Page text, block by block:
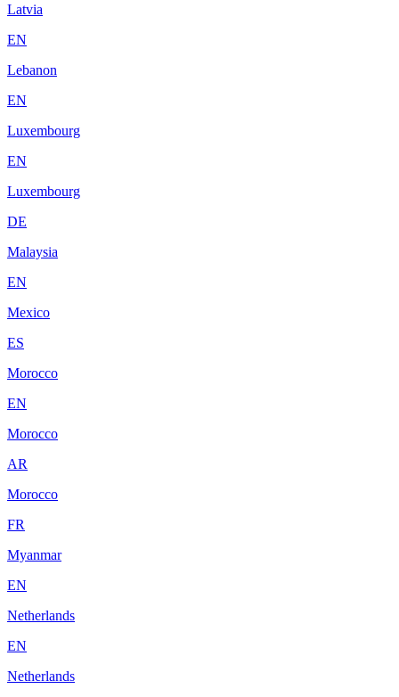
Latvia
EN
Lebanon
EN
Luxembourg
EN
Luxembourg
DE
Malaysia
EN
Mexico
ES
Morocco
EN
Morocco
AR
Morocco
FR
Myanmar
EN
Netherlands
EN
Netherlands